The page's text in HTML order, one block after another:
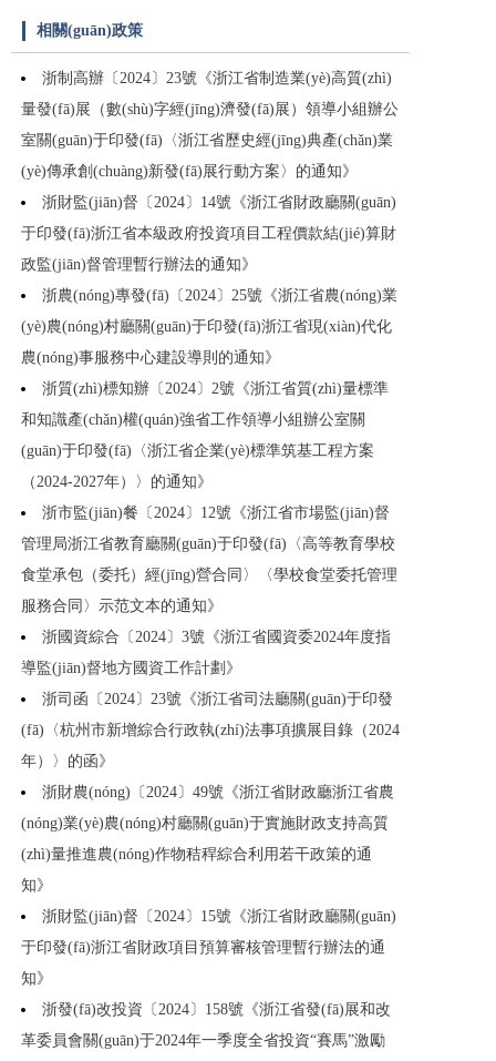
相關(guān)政策
浙制高辦〔2024〕23號《浙江省制造業(yè)高質(zhì)
量發(fā)展（數(shù)字經(jīng)濟發(fā)展）領導小組辦公
室關(guān)于印發(fā)〈浙江省歷史經(jīng)典產(chǎn)業
(yè)傳承創(chuàng)新發(fā)展行動方案〉的通知》
浙財監(jiān)督〔2024〕14號《浙江省財政廳關(guān)
于印發(fā)浙江省本級政府投資項目工程價款結(jié)算財
政監(jiān)督管理暫行辦法的通知》
浙農(nóng)專發(fā)〔2024〕25號《浙江省農(nóng)業
(yè)農(nóng)村廳關(guān)于印發(fā)浙江省現(xiàn)代化
農(nóng)事服務中心建設導則的通知》
浙質(zhì)標知辦〔2024〕2號《浙江省質(zhì)量標準
和知識產(chǎn)權(quán)強省工作領導小組辦公室關
(guān)于印發(fā)〈浙江省企業(yè)標準筑基工程方案
（2024-2027年）〉的通知》
浙市監(jiān)餐〔2024〕12號《浙江省市場監(jiān)督
管理局浙江省教育廳關(guān)于印發(fā)〈高等教育學校
食堂承包（委托）經(jīng)營合同〉〈學校食堂委托管理
服務合同〉示范文本的通知》
浙國資綜合〔2024〕3號《浙江省國資委2024年度指
導監(jiān)督地方國資工作計劃》
浙司函〔2024〕23號《浙江省司法廳關(guān)于印發
(fā)〈杭州市新增綜合行政執(zhí)法事項擴展目錄（2024
年）〉的函》
浙財農(nóng)〔2024〕49號《浙江省財政廳浙江省農
(nóng)業(yè)農(nóng)村廳關(guān)于實施財政支持高質
(zhì)量推進農(nóng)作物秸稈綜合利用若干政策的通
知》
浙財監(jiān)督〔2024〕15號《浙江省財政廳關(guān)
于印發(fā)浙江省財政項目預算審核管理暫行辦法的通
知》
浙發(fā)改投資〔2024〕158號《浙江省發(fā)展和改
革委員會關(guān)于2024年一季度全省投資“賽馬”激勵